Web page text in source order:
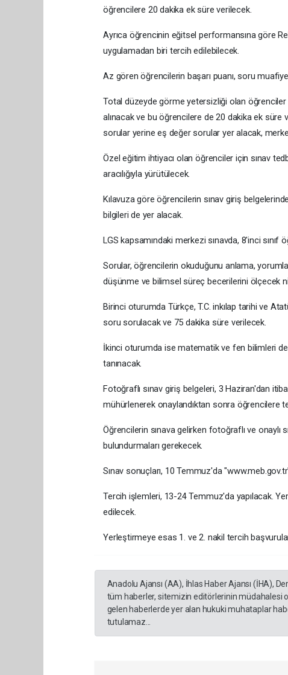
öğrencilere 20 dakika ek süre verilecek.
Ayrıca öğrencinin eğitsel performansına göre
uygulamadan biri tercih edilebilecek.
Az gören öğrencilerin başarı puanı, soru
Total düzeyde görme yetersizliği olan öğrenciler
alınacak ve bu öğrencilere de 20 dakika ek
sorular yerine eş değer sorular yer alacak,
Özel eğitim ihtiyacı olan öğrenciler için sınav
aracılığıyla yürütülecek.
Kılavuza göre öğrencilerin sınav giriş
bilgileri de yer alacak.
LGS kapsamındaki merkezi sınavda, 8'inci
Sorular, öğrencilerin okuduğunu anlama,
düşünme ve bilimsel süreç becerilerini ölçecek
Birinci oturumda Türkçe, T.C. inkılap tarihi ve
soru sorulacak ve 75 dakika süre verilecek.
İkinci oturumda ise matematik ve fen bilimleri
tanınacak.
Fotoğraflı sınav giriş belgeleri, 3 Haziran'dan
mühürlenerek onaylandıktan sonra öğrencilere
Öğrencilerin sınava gelirken fotoğraflı ve onaylı
bulundurmaları gerekecek.
Sınav sonuçları, 10 Temmuz'da
Tercih işlemleri, 13-24 Temmuz'da yapılacak.
edilecek.
Yerleştirmeye esas 1. ve 2. nakil tercih
Anadolu Ajansı (AA), İhlas Haber Ajansı (İHA),
tüm haberler, sitemizin editörlerinin müdahalesi
gelen haberlerde yer alan hukuki muhataplar
tutulamaz...